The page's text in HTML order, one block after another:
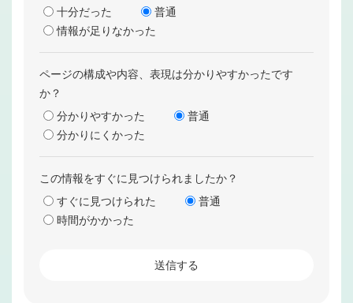
十分だった
普通
情報が足りなかった
ページの構成や内容、表現は分かりやすかったです
か？
分かりやすかった
普通
分かりにくかった
この情報をすぐに見つけられましたか？
すぐに見つけられた
普通
時間がかかった